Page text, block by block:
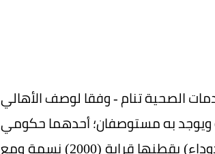
الصحية تنام - وفقا لوصف الأهالي
ويوجد به مستوصفان؛ أحدهما حكومي
والآخر تم استئجاره أخيرا وافتتح العام الماضي، فمثلا منطقة (الدوداء) يقطنها قرابة (2000) نسمة ومع